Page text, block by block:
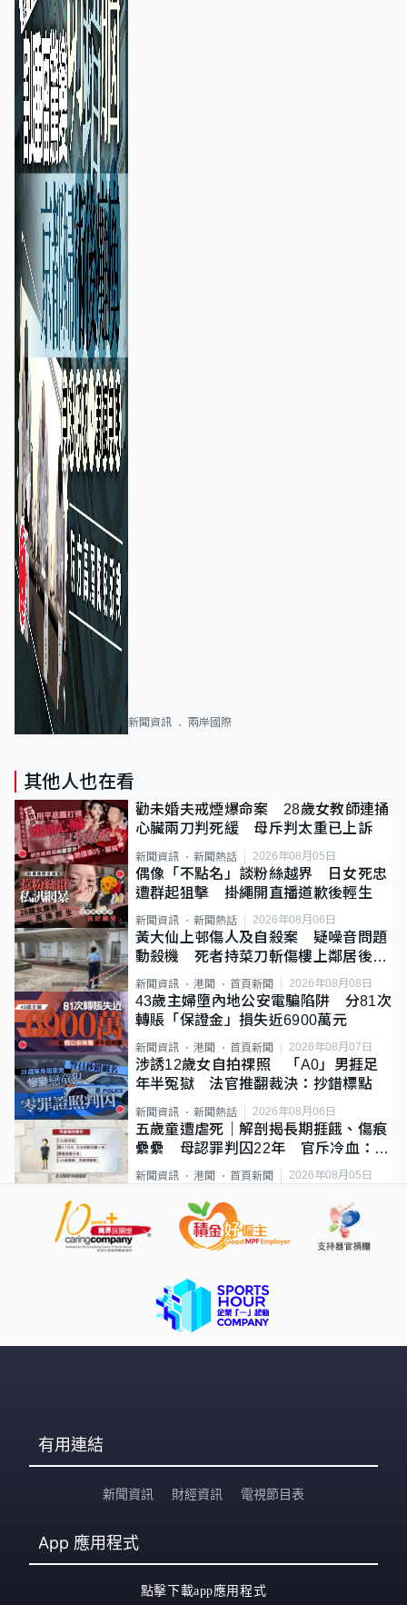
新聞資訊 兩岸國際
其他人也在看
勸未婚夫戒煙爆命案 28歲女教師連捅
心臟兩刀判死緩 母斥判太重已上訴
新聞資訊 新聞熱話 2026年08月05日
偶像「不點名」談粉絲越界 日女死忠
遭群起狙擊 掛繩開直播道歉後輕生
新聞資訊 新聞熱話 2026年08月06日
黃大仙上邨傷人及自殺案 疑噪音問題
動殺機 死者持菜刀斬傷樓上鄰居後墮
斃
新聞資訊 港聞 首頁新聞 2026年08月08日
43歲主婦墮內地公安電騙陷阱 分81次
轉賬「保證金」損失近6900萬元
新聞資訊 港聞 首頁新聞 2026年08月07日
涉誘12歲女自拍祼照 「A0」男捱足
年半冤獄 法官推翻裁決：抄錯標點
新聞資訊 新聞熱話 2026年08月06日
五歲童遭虐死｜解剖揭長期捱餓、傷痕
纍纍 母認罪判囚22年 官斥冷血：同
類案最惡劣
新聞資訊 港聞 首頁新聞 2026年08月05日
有用連結
新聞資訊 財經資訊 電視節目表
App 應用程式
點擊下載app應用程式